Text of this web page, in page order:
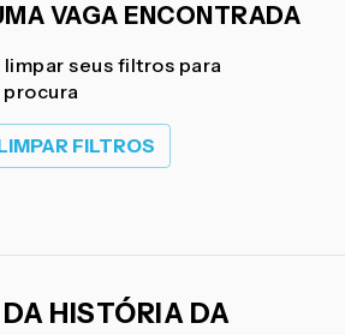
VAGA ENCONTRADA
seus filtros para
FILTROS
HISTÓRIA DA